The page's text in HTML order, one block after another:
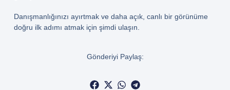
Danışmanlığınızı ayırtmak ve daha açık, canlı bir görünüme
doğru ilk adımı atmak için şimdi ulaşın.
Gönderiyi Paylaş: